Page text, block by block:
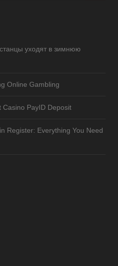
уходят в зимнюю
Online Gambling
PayID Deposit
Register: Everything You Need